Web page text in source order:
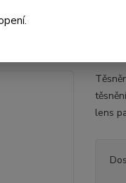
- Typ 1/2/
lens